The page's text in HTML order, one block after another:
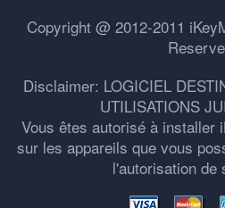
Copyright @ 2012-2011
Disclaimer: LOGICIEL
UTILISATIONS
Vous êtes autorisé à installer
sur les appareils que vous
l'autorisation de